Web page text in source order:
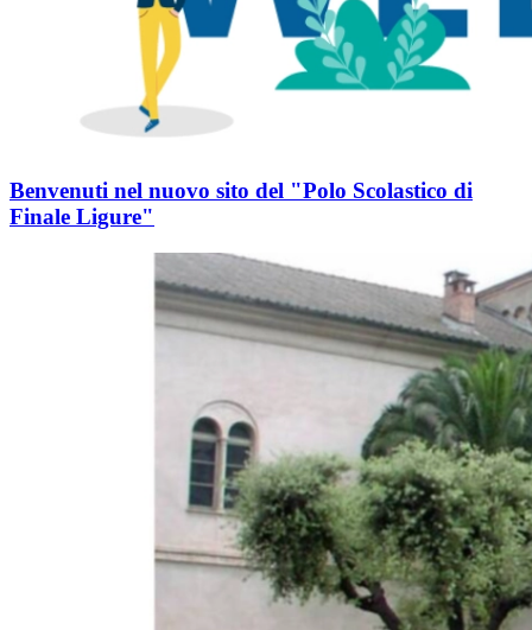
Benvenuti nel nuovo sito del "Polo Scolastico di
Finale Ligure"